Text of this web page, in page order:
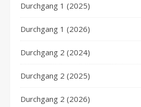
Durchgang 1 (2025)
Durchgang 1 (2026)
Durchgang 2 (2024)
Durchgang 2 (2025)
Durchgang 2 (2026)